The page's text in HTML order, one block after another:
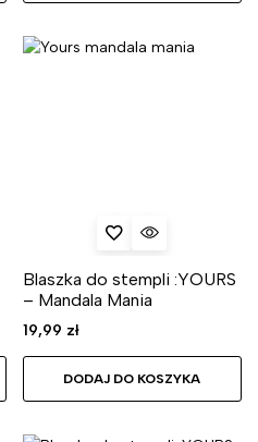
Blaszka do stempli :YOURS
– Mandala Mania
19,99 zł
DODAJ DO KOSZYKA